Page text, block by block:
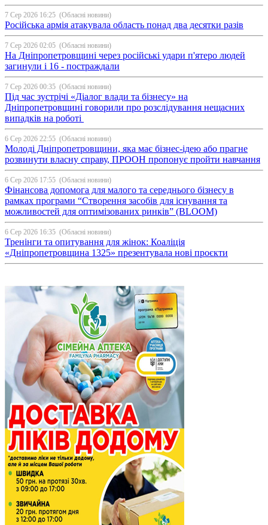
7 Сер 2026 16:25 (Обласні новини)
Російська армія атакувала область понад два десятки разів
7 Сер 2026 02:05 (Обласні новини)
На Дніпропетровщині через російські удари п'ятеро людей
загинули і 16 - постраждали
7 Сер 2026 00:35 (Обласні новини)
Під час зустрічі «Діалог влади та бізнесу» на
Дніпропетровщині говорили про розслідування нещасних
випадків на роботі
6 Сер 2026 22:55 (Обласні новини)
Молоді Дніпропетровщини, яка має бізнес-ідею або прагне
розвинути власну справу, ПРООН пропонує пройти навчання
6 Сер 2026 17:55 (Обласні новини)
Фінансова допомога для малого та середнього бізнесу в
рамках програми “Створення засобів для існування та
можливостей для оптимізованих ринків” (BLOOM)
6 Сер 2026 16:35 (Обласні новини)
Тренінги та опитування для жінок: Коаліція
«Дніпропетровщина 1325» презентувала нові проєкти